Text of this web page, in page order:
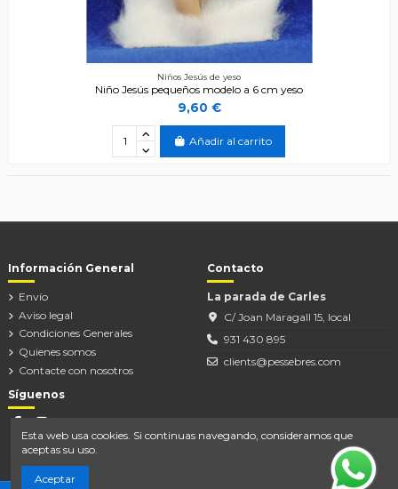
Niños Jesús de yeso
Niño Jesús pequeños modelo a 6 cm yeso
9,60 €
Añadir al carrito
Información General
Envío
Aviso legal
Condiciones Generales
Quienes somos
Contacte con nosotros
Contacto
La parada de Carles
C/ Joan Maragall 15, local
931 430 895
clients@pessebres.com
Síguenos
Esta web usa cookies. Si continuas navegando, consideramos que
aceptas su uso.
Aceptar